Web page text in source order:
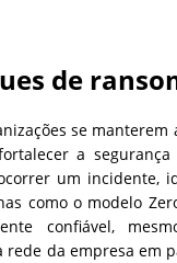
de
se
a
um incidente,
como o modelo
confiável,
da empresa em